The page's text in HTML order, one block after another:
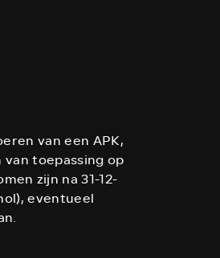
van een APK,
toepassing op
zijn na 31-12-
eventueel